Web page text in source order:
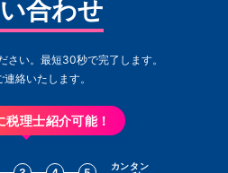
合わせ
さい。最短30秒で完了します。
絡いたします。
税理士紹介可能！
カンタン